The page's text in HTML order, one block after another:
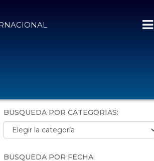
BÚSQUEDA POR CATEGORÍAS:
Búsqueda por categorías:
BÚSQUEDA POR FECHA: